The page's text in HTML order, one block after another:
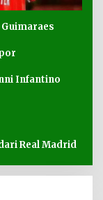
Infantino
Real Madrid